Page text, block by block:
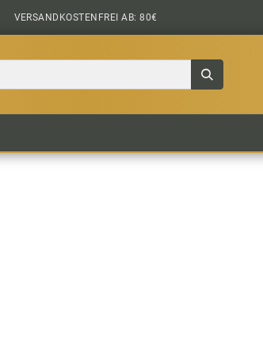
VERSANDKOSTENFREI AB: 80€